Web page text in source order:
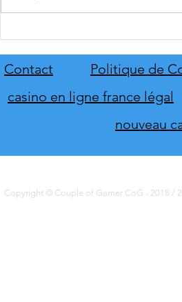
Contact Politique de
casino en ligne france légal
nouveau
Copyright © Couple of Gamer CoG - 2018 /